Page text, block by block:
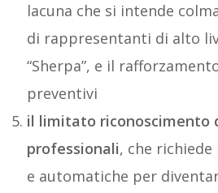
lacuna che si intende
di rappresentanti di alto
“Sherpa”, e il
preventivi
il limitato riconoscimento
professionali, che
e automatiche per